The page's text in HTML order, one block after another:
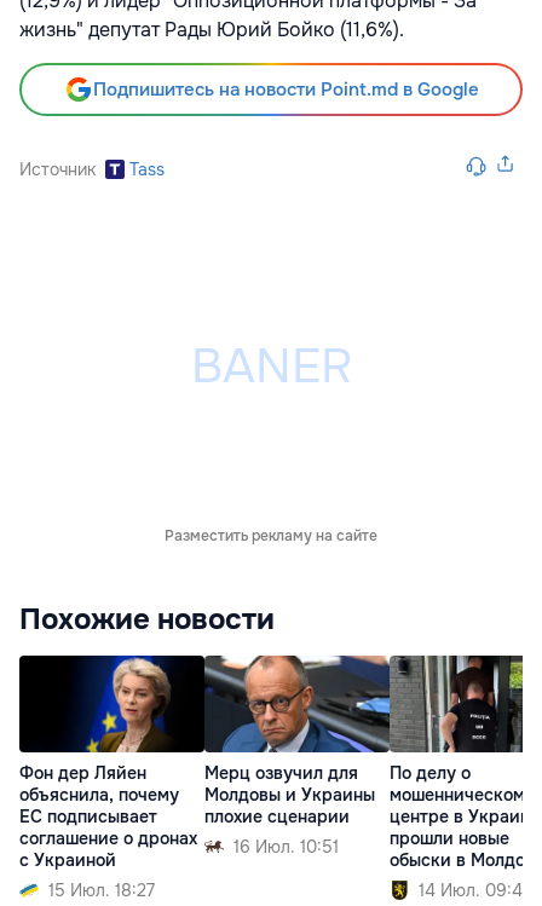
жизнь" депутат Рады Юрий Бойко (11,6%).
Подпишитесь на новости Point.md в Google
Источник Tass
Разместить рекламу на сайте
Похожие новости
Фон дер Ляйен
объяснила, почему
ЕС подписывает
соглашение о дронах
с Украиной
15 Июл. 18:27
Мерц озвучил для
Молдовы и Украины
плохие сценарии
16 Июл. 10:51
По делу о
мошенническом
центре в Украине
прошли новые
обыски в
14 Июл. 09:40